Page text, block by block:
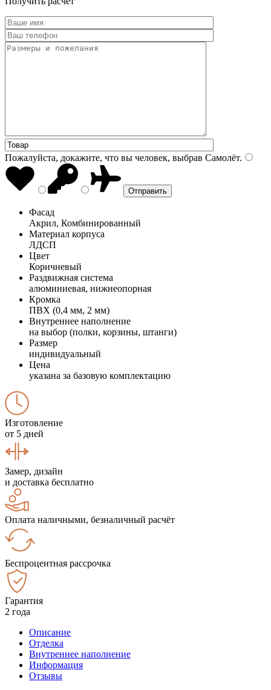
Пожалуйста, докажите, что вы человек, выбрав Самолёт.
Фасад
Акрил, Комбинированный
Материал корпуса
ЛДСП
Цвет
Коричневый
Раздвижная система
алюминиевая, нижнеопорная
Кромка
ПВХ (0,4 мм, 2 мм)
Внутреннее наполнение
на выбор (полки, корзины, штанги)
Размер
индивидуальный
Цена
указана за базовую комплектацию
Изготовление
от 5 дней
Замер, дизайн
и доставка бесплатно
Оплата наличными, безналичный расчёт
Беспроцентная рассрочка
Гарантия
2 года
Описание
Отделка
Внутреннее наполнение
Информация
Отзывы